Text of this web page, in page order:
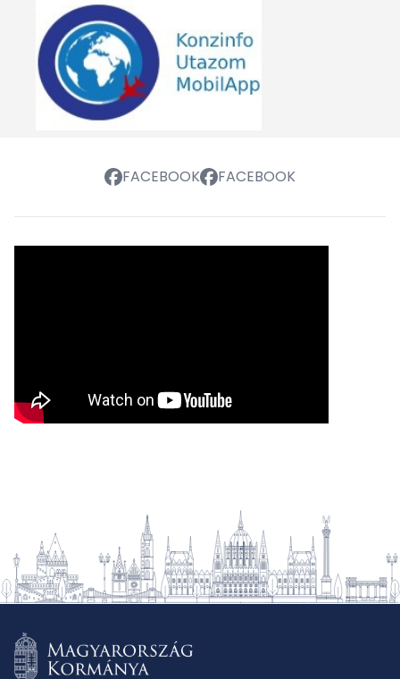
FACEBOOK FACEBOOK